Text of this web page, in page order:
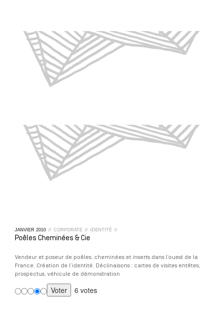
JANVIER 2010 // CORPORATE // IDENTITÉ //
Poêles Cheminées & Cie
Vendeur et poseur de poêles, cheminées et inserts dans l’ouest de la
France. Création de l’identité. Déclinaisons : cartes de visites entêtes,
prospectus, véhicule de démonstration
6 votes